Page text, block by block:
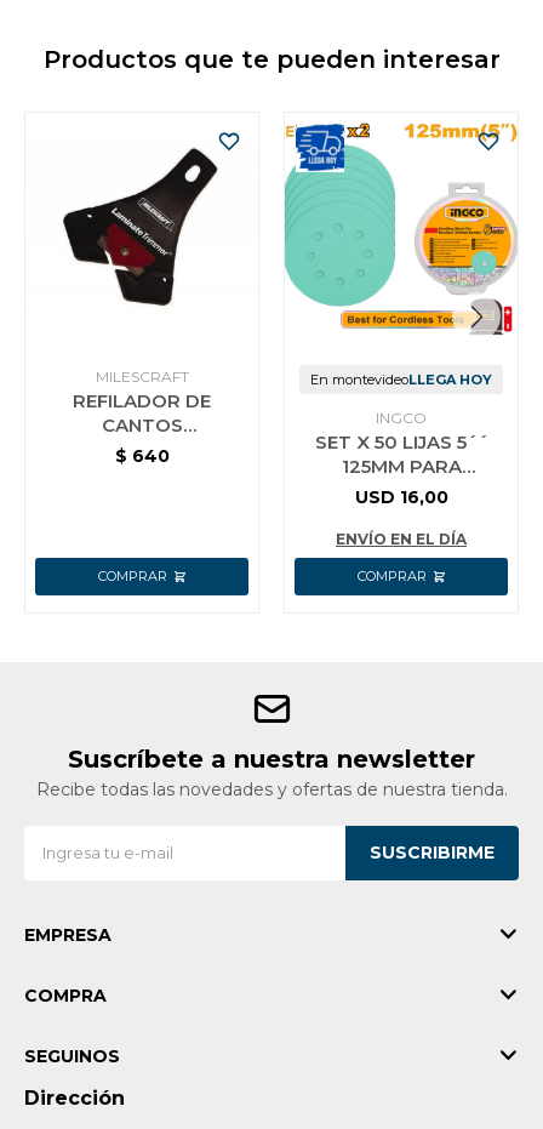
Productos que te pueden interesar
MILESCRAFT
REFILADOR DE
CANTOS
TAPACANTOS
$ 640
En montevideoLLEGA HOY
INGCO
SET X 50 LIJAS 5´´
125MM PARA
LIJADORA ORBITAL
USD 16,00
ENVÍO EN EL DÍA
Suscríbete a nuestra newsletter
Recibe todas las novedades y ofertas de nuestra tienda.
SUSCRIBIRME
EMPRESA
COMPRA
Dirección
SEGUINOS